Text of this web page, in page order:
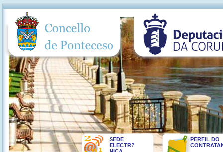
SEDE
ELECTR?
PERFIL DO